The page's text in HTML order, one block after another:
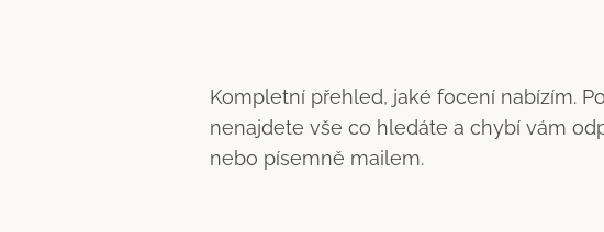
Kompletní přehled, jaké focení nabízím.
nenajdete vše co hledáte a chybí vám
nebo písemně mailem.